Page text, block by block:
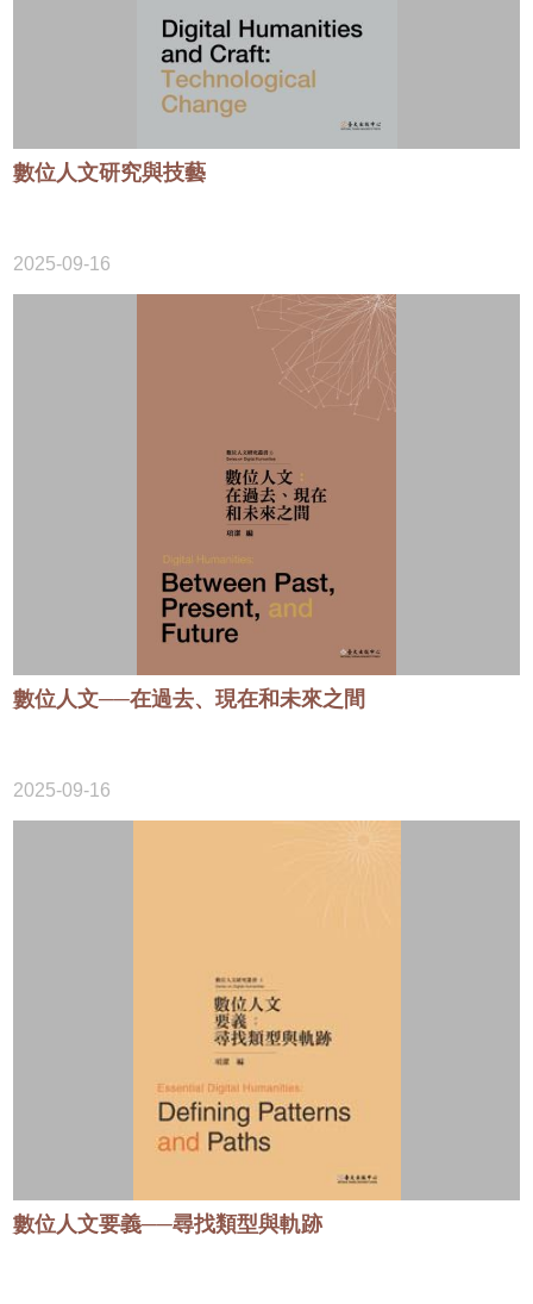
數位人文研究與技藝
2025-09-16
數位人文──在過去、現在和未來之間
2025-09-16
數位人文要義──尋找類型與軌跡